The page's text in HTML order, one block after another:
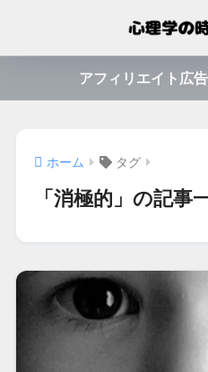
アフィリエイト広
ホーム タグ
「消極的」の記事